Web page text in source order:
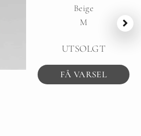
Beige
M
UTSOLGT
FÅ VARSEL